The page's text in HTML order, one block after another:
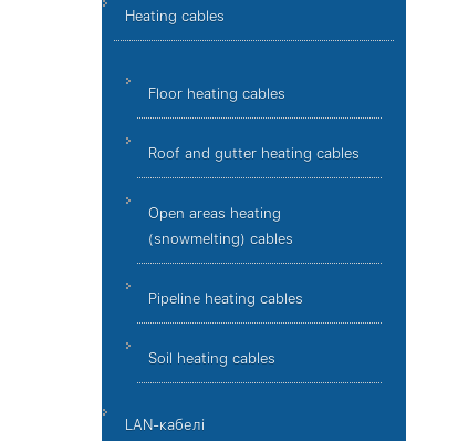
Heating cables
Floor heating cables
Roof and gutter heating cables
Open areas heating
(snowmelting) cables
Pipeline heating cables
Soil heating cables
LAN-кабелі